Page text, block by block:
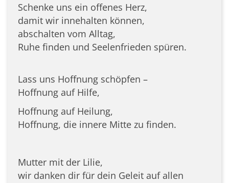
Schenke uns ein offenes Herz,
damit wir innehalten können,
abschalten vom Alltag,
Ruhe finden und Seelenfrieden spüren.
Lass uns Hoffnung schöpfen –
Hoffnung auf Hilfe,
Hoffnung auf Heilung,
Hoffnung, die innere Mitte zu finden.
Mutter mit der Lilie,
wir danken dir für dein Geleit auf allen